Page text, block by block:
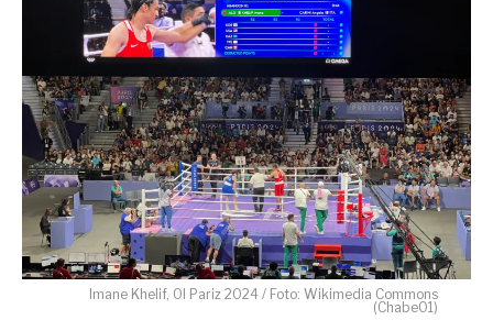
Imane Khelif, OI Pariz 2024 / Foto: Wikimedia Commons
(Chabe01)